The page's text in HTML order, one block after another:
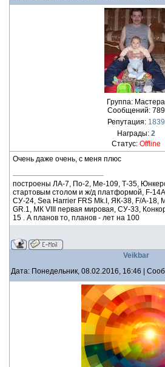
Группа: Мастера
Сообщений: 789
Репутация: 1839
Награды: 2
Статус: Offline
Очень даже очень, с меня плюс
построены ЛА-7, По-2, Ме-109, Т-35,
стартовым столом и ж/д платформой, F-
СУ-24, Sea Harrier FRS Mk.I, ЯК-38, F/A-18,
GR.1, МК VIII первая мировая, СУ-33,
15 . А планов то, планов - лет на 100
Veikbar
Дата: Понедельник, 08.02.2016, 16:46 |